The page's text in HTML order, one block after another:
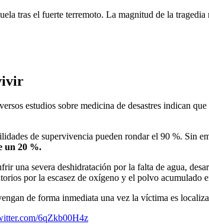
tras el fuerte terremoto. La magnitud de la
estudios sobre medicina de desastres indican
de supervivencia pueden rondar el 90 %. Sin
un 20 %.
una severa deshidratación por la falta de agua,
por la escasez de oxígeno y el polvo acumulado
de forma inmediata una vez la víctima es
6qZkb00H4z